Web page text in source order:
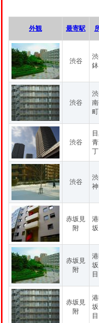
外観 最寄駅
渋谷
渋谷
渋谷
渋谷
赤坂見
附
赤坂見
附
目
赤坂見
附
目